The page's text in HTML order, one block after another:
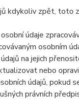
kdykoliv zpět,
údaje
osobním
na jejich
nebo
údajů, pokud
právních